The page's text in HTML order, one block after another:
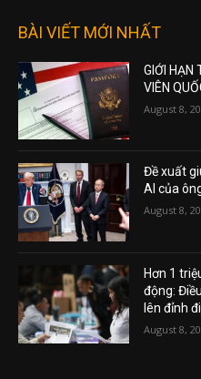
BÀI VIẾT MỚI NHẤT
GIỚI HẠN
VIÊN
August 8,
Đề xuất
AI của
August 8,
Hơn 1
động:
lên đỉnh
August 8,